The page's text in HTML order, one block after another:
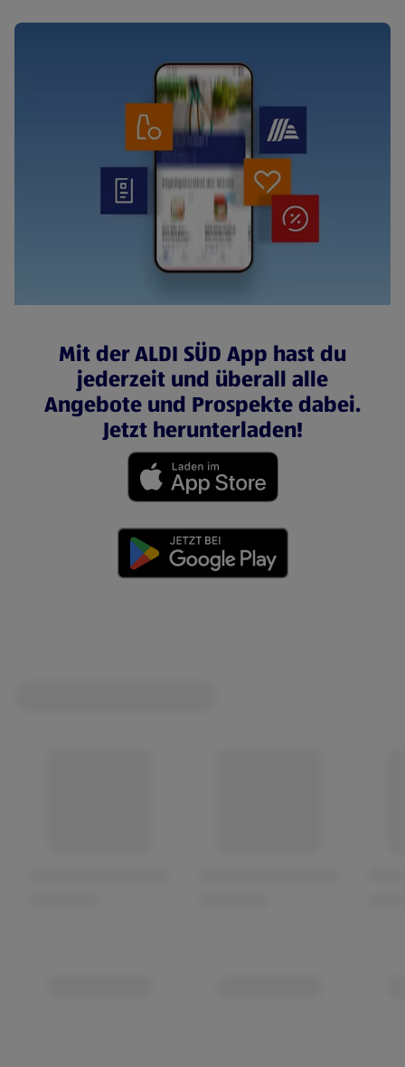
Mit der ALDI SÜD App hast du
jederzeit und überall alle
Angebote und Prospekte dabei.
Jetzt herunterladen!